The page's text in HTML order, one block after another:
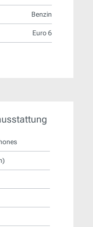
Benzin
Euro 6